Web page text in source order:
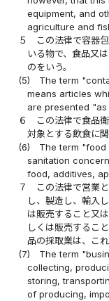
equipment, and
agriculture and
５
この法律で容器
いる物で、食品又
のをいう。
(5)
The term
means articles
are presented
６
この法律で食品
対象とする飲食に
(6)
The term "food
sanitation
food, additives,
７
この法律で営業
し、製造し、輸入
は販売すること又
しくは販売するこ
品の採取業は、これ
(7)
The term
collecting,
storing,
of producing,